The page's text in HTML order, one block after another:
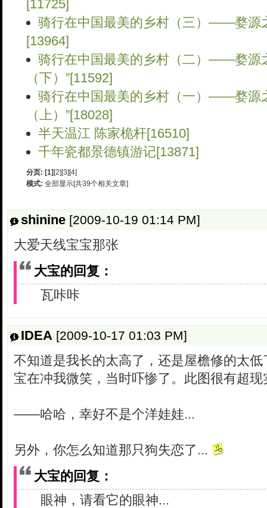
[11725]
骑行在中国最美的乡村（三）——婺源
[13964]
骑行在中国最美的乡村（二）——婺源
（下）”[11592]
骑行在中国最美的乡村（一）——婺源
（上）”[18028]
半天温江 陈家桅杆[16510]
千年瓷都景德镇游记[13871]
分页: [1] [2] [3] [4]
模式: 全部显示[共39个相关文章]
shinine [2009-10-19 01:14 PM]
大爱天线宝宝那张
大宝的回复：
瓦咔咔
IDEA [2009-10-17 01:03 PM]
不知道是我长的太高了，还是屋檐修的太
宝在冲我微笑，当时吓惨了。此图很有超现
——哈哈，幸好不是个洋娃娃...
另外，你怎么知道那只狗失恋了...
大宝的回复：
眼神，请看它的眼神...